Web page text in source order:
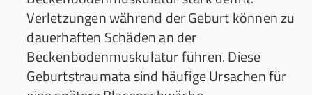
Verletzungen während der Geburt können zu
dauerhaften Schäden an der
Beckenbodenmuskulatur führen. Diese
Geburtstraumata sind häufige Ursachen für